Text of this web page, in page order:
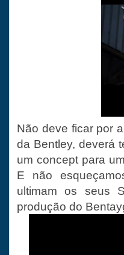
Não deve ficar por
da Bentley, deverá
um concept para
E não
ultimam os seus
produção do